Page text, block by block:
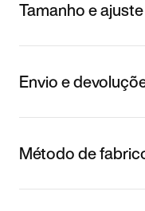
Tamanho e ajuste
Envio e
Método de